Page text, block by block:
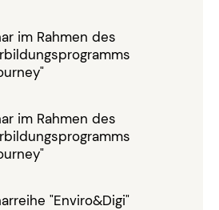
im Rahmen des
im Rahmen des
"Enviro&Digi"